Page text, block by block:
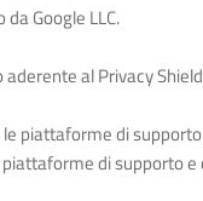
Google LLC.
aderente al Privacy
piattaforme di
di supporto